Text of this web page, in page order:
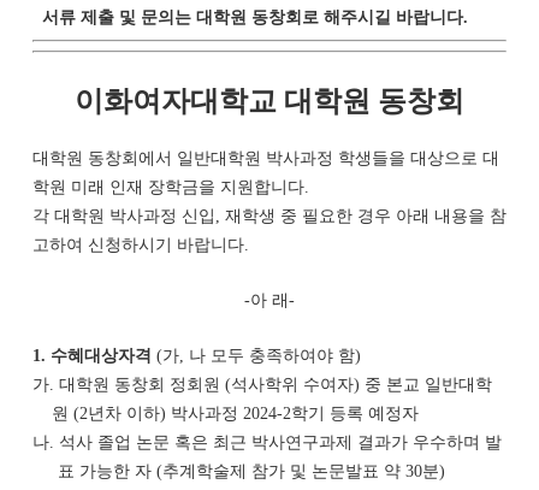
서류 제출 및 문의는 대학원 동창회로 해주시길 바랍니다.
이화여자대학교 대학원 동창회
대학원 동창회에서 일반대학원 박사과정 학생들을 대상으로 대
학원 미래 인재 장학금을 지원합니다.
각 대학원 박사과정 신입, 재학생 중 필요한 경우 아래 내용을 참
고하여 신청하시기 바랍니다.
-아 래-
1. 수혜대상자격 (가, 나 모두 충족하여야 함)
가. 대학원 동창회 정회원 (석사학위 수여자) 중 본교 일반대학
원 (2년차 이하) 박사과정 2024-2학기 등록 예정자
나. 석사 졸업 논문 혹은 최근 박사연구과제 결과가 우수하며 발
표 가능한 자 (추계학술제 참가 및 논문발표 약 30분)